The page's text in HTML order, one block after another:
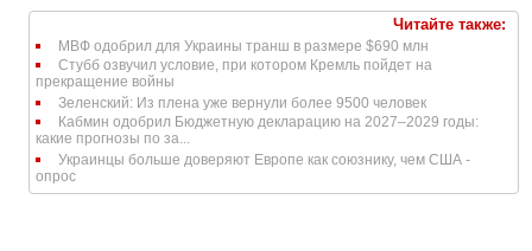
Читайте также:
МВФ одобрил для Украины транш в размере $690 млн
Стубб озвучил условие, при котором Кремль пойдет на
прекращение войны
Зеленский: Из плена уже вернули более 9500 человек
Кабмин одобрил Бюджетную декларацию на 2027–2029 годы:
какие прогнозы по за...
Украинцы больше доверяют Европе как союзнику, чем США -
опрос